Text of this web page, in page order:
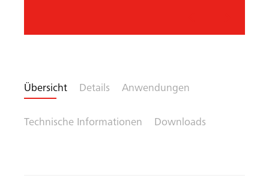
Übersicht Details Anwendungen
Technische Informationen Downloads